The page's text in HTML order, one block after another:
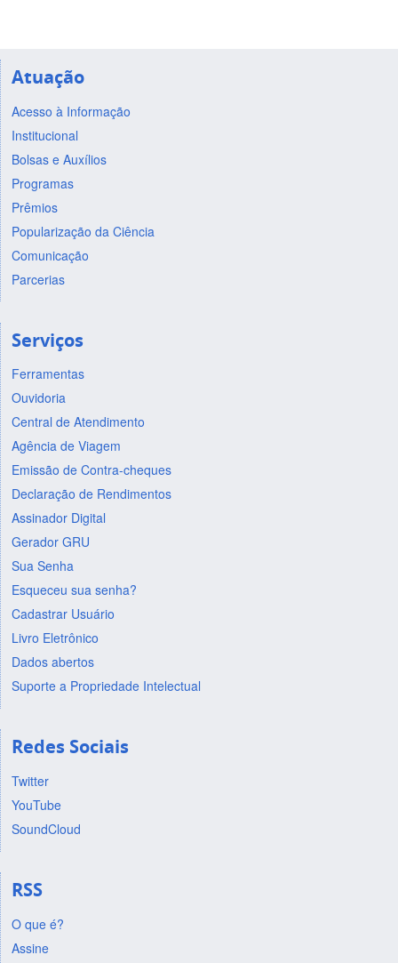
Atuação
Acesso à Informação
Institucional
Bolsas e Auxílios
Programas
Prêmios
Popularização da Ciência
Comunicação
Parcerias
Serviços
Ferramentas
Ouvidoria
Central de Atendimento
Agência de Viagem
Emissão de Contra-cheques
Declaração de Rendimentos
Assinador Digital
Gerador GRU
Sua Senha
Esqueceu sua senha?
Cadastrar Usuário
Livro Eletrônico
Dados abertos
Suporte a Propriedade Intelectual
Redes Sociais
Twitter
YouTube
SoundCloud
RSS
O que é?
Assine